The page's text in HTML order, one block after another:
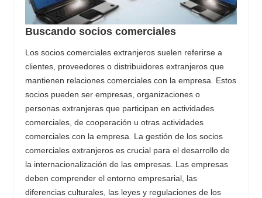
Buscando socios comerciales
Los socios comerciales extranjeros suelen referirse a
clientes, proveedores o distribuidores extranjeros que
mantienen relaciones comerciales con la empresa. Estos
socios pueden ser empresas, organizaciones o
personas extranjeras que participan en actividades
comerciales, de cooperación u otras actividades
comerciales con la empresa. La gestión de los socios
comerciales extranjeros es crucial para el desarrollo de
la internacionalización de las empresas. Las empresas
deben comprender el entorno empresarial, las
diferencias culturales, las leyes y regulaciones de los